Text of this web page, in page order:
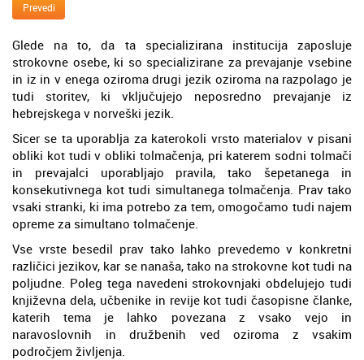
Prevedi
Glede na to, da ta specializirana institucija zaposluje
strokovne osebe, ki so specializirane za prevajanje vsebine
in iz in v enega oziroma drugi jezik oziroma na razpolago je
tudi storitev, ki vključujejo neposredno prevajanje iz
hebrejskega v norveški jezik.
Sicer se ta uporablja za katerokoli vrsto materialov v pisani
obliki kot tudi v obliki tolmačenja, pri katerem sodni tolmači
in prevajalci uporabljajo pravila, tako šepetanega in
konsekutivnega kot tudi simultanega tolmačenja. Prav tako
vsaki stranki, ki ima potrebo za tem, omogočamo tudi najem
opreme za simultano tolmačenje.
Vse vrste besedil prav tako lahko prevedemo v konkretni
različici jezikov, kar se nanaša, tako na strokovne kot tudi na
poljudne. Poleg tega navedeni strokovnjaki obdelujejo tudi
književna dela, učbenike in revije kot tudi časopisne članke,
katerih tema je lahko povezana z vsako vejo in
naravoslovnih in družbenih ved oziroma z vsakim
področjem življenja.